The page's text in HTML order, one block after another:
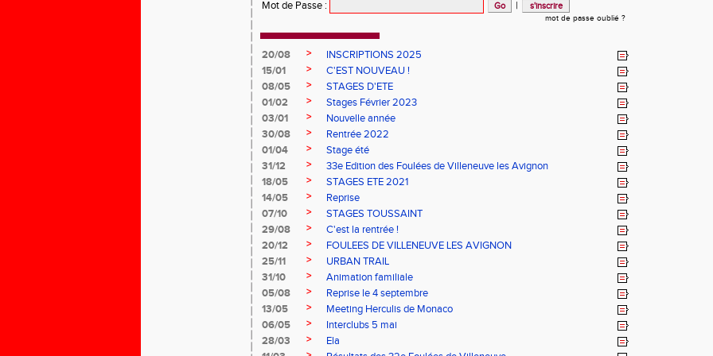
Mot de Passe : |
mot de passe oublié ?
20/08 >
INSCRIPTIONS 2025
15/01
>
C'EST NOUVEAU !
08/05
>
STAGES D'ETE
01/02
>
Stages Février 2023
03/01
>
Nouvelle année
30/08
>
Rentrée 2022
01/04
>
Stage été
31/12
>
33e Edition des Foulées de Villeneuve les Avignon
18/05
>
STAGES ETE 2021
14/05
>
Reprise
07/10
>
STAGES TOUSSAINT
29/08
>
C'est la rentrée !
20/12
>
FOULEES DE VILLENEUVE LES AVIGNON
25/11
>
URBAN TRAIL
31/10
>
Animation familiale
05/08
>
Reprise le 4 septembre
13/05
>
Meeting Herculis de Monaco
06/05
>
Interclubs 5 mai
28/03
>
Ela